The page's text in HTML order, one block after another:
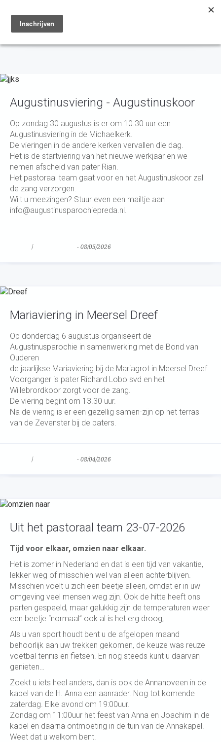
Toggle
navigation
Augustinusviering - Augustinuskoor
Op zondag 30 augustus is er om 10.30 uur een
Augustinusviering in de Michaelkerk.
De vieringen in de andere kerken vervallen die dag.
Het is de startviering van het nieuwe werkjaar en we
nemen afscheid van pater Rian.
Het pastoraal team gaat voor en het Augustinuskoor zal
de zang verzorgen.
Wilt u meezingen? Stuur even een mailtje aan
info@augustinusparochiepreda.nl.
/ - 08/05/2026
Mariaviering in Meersel Dreef
Op donderdag 6 augustus organiseert de
Augustinusparochie in samenwerking met de Bond van
Ouderen
de jaarlijkse Mariaviering bij de Mariagrot in Meersel Dreef.
Voorganger is pater Richard Lobo svd en het
Willebrordkoor zorgt voor de zang.
De viering begint om 13.30 uur.
Na de viering is er een gezellig samen-zijn op het terras
van de Zevenster bij de paters.
/ - 08/04/2026
Uit het pastoraal team 23-07-2026
Tijd voor elkaar, omzien naar elkaar.
Het is zomer in Nederland en dat is een tijd van vakantie,
lekker weg of misschien wel van alleen achterblijven.
Misschien voelt u zich een beetje alleen, omdat er in uw
omgeving veel mensen weg zijn. Ook de hitte heeft ons
parten gespeeld, maar gelukkig zijn de temperaturen weer
een beetje “normaal” ook al is het erg droog,
Als u van sport houdt bent u de afgelopen maand
behoorlijk aan uw trekken gekomen, de keuze was reuze
voetbal tennis en fietsen. En nog steeds kunt u daarvan
genieten…
Zoekt u iets heel anders, dan is ook de Annanoveen in de
kapel van de H. Anna een aanrader. Nog tot komende
zaterdag. Elke avond om 19:00uur.
Zondag om 11:00uur het feest van Anna en Joachim in de
kapel en daarna ontmoeting in de tuin van de Annakapel.
Weet dat u welkom bent.